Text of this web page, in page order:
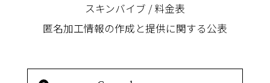
スキンバイブ
料金表
匿名加⼯情報の作成と提供に関する公表